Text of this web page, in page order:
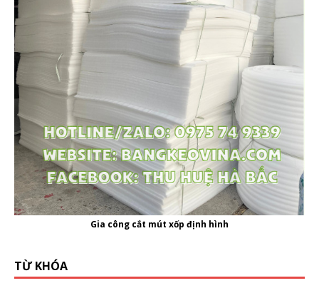
Gia công cắt mút xốp định hình
TỪ KHÓA